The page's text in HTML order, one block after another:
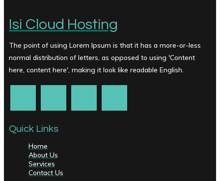
Isi Cloud Hosting
The point of using Lorem Ipsum is that it has a more-or-less
normal distribution of letters, as opposed to using 'Content
here, content here', making it look like readable English.
Quick Links
Home
About Us
Services
Contact Us